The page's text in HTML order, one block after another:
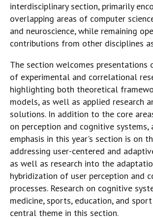
interdisciplinary section, primarily
overlapping areas of computer
and neuroscience, while remaining
contributions from other disciplines
The section welcomes presentations
of experimental and correlational
highlighting both theoretical
models, as well as applied research
solutions. In addition to the core
on perception and cognitive systems,
emphasis in this year's section is on
addressing user-centered and
as well as research into the
hybridization of user perception and
processes. Research on cognitive
medicine, sports, education, and
central theme in this section.